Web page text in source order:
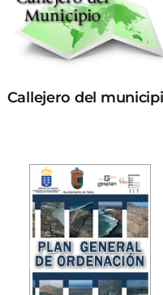
Callejero del